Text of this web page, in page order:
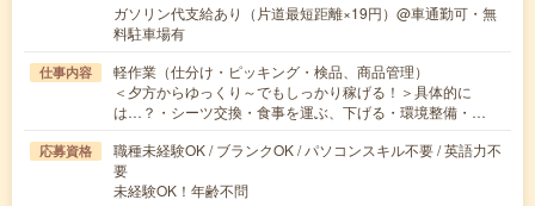
ガソリン代支給あり（片道最短距離×19円）@車通勤可・無
料駐車場有
仕事内容
軽作業（仕分け・ピッキング・検品、商品管理）
＜夕方からゆっくり～でもしっかり稼げる！＞具体的に
は…？・シーツ交換・食事を運ぶ、下げる・環境整備・…
応募資格
職種未経験OK / ブランクOK / パソコンスキル不要 / 英語力不
要
未経験OK！年齢不問